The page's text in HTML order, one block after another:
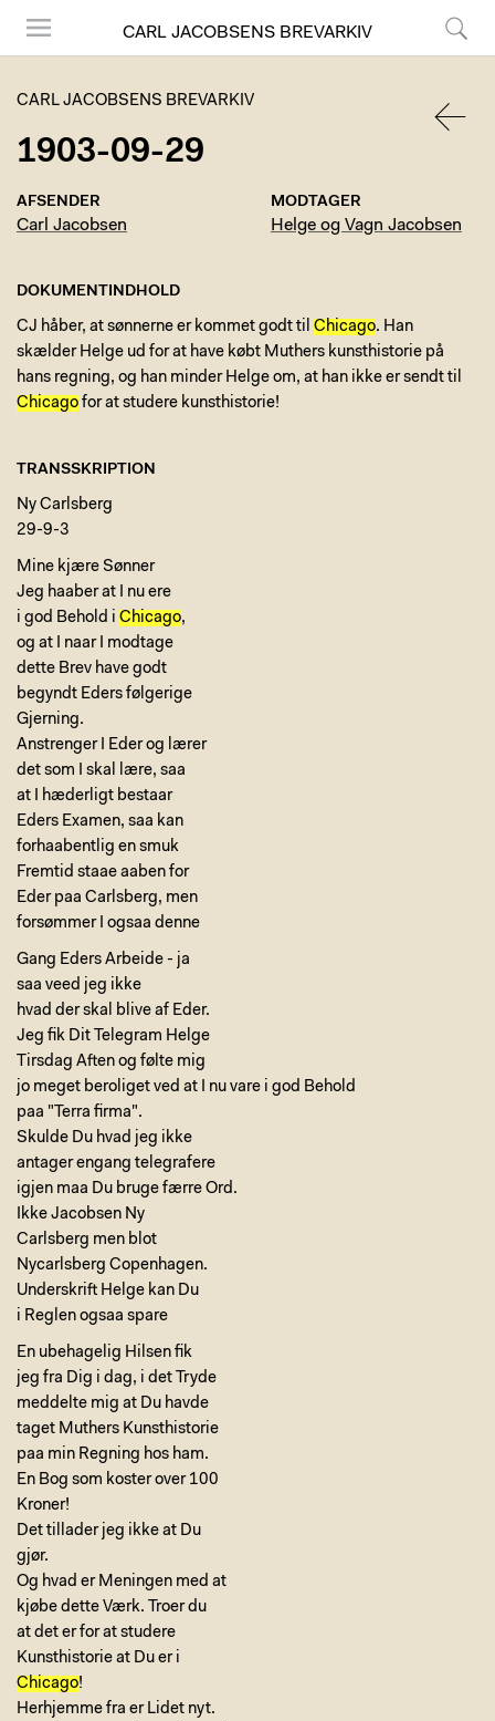
CARL JACOBSENS BREVARKIV
CARL JACOBSENS BREVARKIV
1903-09-29
AFSENDER
Carl Jacobsen
MODTAGER
Helge og Vagn Jacobsen
DOKUMENTINDHOLD
CJ håber, at sønnerne er kommet godt til Chicago. Han
skælder Helge ud for at have købt Muthers kunsthistorie på
hans regning, og han minder Helge om, at han ikke er sendt til
Chicago for at studere kunsthistorie!
TRANSSKRIPTION
Ny Carlsberg
29-9-3
Mine kjære Sønner
Jeg haaber at I nu ere
i god Behold i Chicago,
og at I naar I modtage
dette Brev have godt
begyndt Eders følgerige
Gjerning.
Anstrenger I Eder og lærer
det som I skal lære, saa
at I hæderligt bestaar
Eders Examen, saa kan
forhaabentlig en smuk
Fremtid staae aaben for
Eder paa Carlsberg, men
forsømmer I ogsaa denne
Gang Eders Arbeide - ja
saa veed jeg ikke
hvad der skal blive af Eder.
Jeg fik Dit Telegram Helge
Tirsdag Aften og følte mig
jo meget beroliget ved at I nu vare i god Behold
paa "Terra firma".
Skulde Du hvad jeg ikke
antager engang telegrafere
igjen maa Du bruge færre Ord.
Ikke Jacobsen Ny
Carlsberg men blot
Nycarlsberg Copenhagen.
Underskrift Helge kan Du
i Reglen ogsaa spare
En ubehagelig Hilsen fik
jeg fra Dig i dag, i det Tryde
meddelte mig at Du havde
taget Muthers Kunsthistorie
paa min Regning hos ham.
En Bog som koster over 100
Kroner!
Det tillader jeg ikke at Du
gjør.
Og hvad er Meningen med at
kjøbe dette Værk. Troer du
at det er for at studere
Kunsthistorie at Du er i
Chicago!
Herhjemme fra er Lidet nyt.